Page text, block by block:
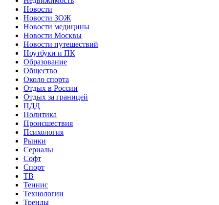
Новости
Новости ЗОЖ
Новости медицины
Новости Москвы
Новости путешествий
Ноутбуки и ПК
Образование
Общество
Около спорта
Отдых в России
Отдых за границей
ПДД
Политика
Происшествия
Психология
Рынки
Сериалы
Софт
Спорт
ТВ
Теннис
Технологии
Тренды